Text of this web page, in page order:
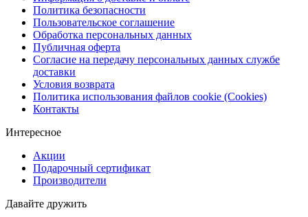
Политика безопасности
Пользовательское соглашение
Обработка персональных данных
Публичная оферта
Согласие на передачу персональных данных службе
доставки
Условия возврата
Политика использования файлов cookie (Cookies)
Контакты
Интересное
Акции
Подарочный сертификат
Производители
Давайте дружить